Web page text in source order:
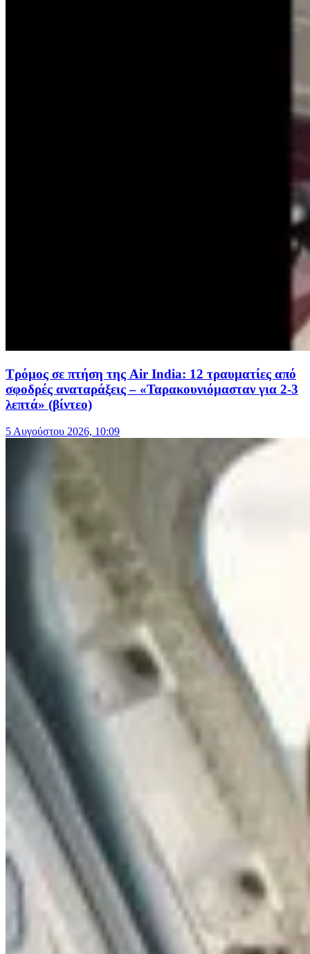
Τρόμος σε πτήση της Air India: 12 τραυματίες από
σφοδρές αναταράξεις – «Ταρακουνιόμασταν για 2-3
λεπτά» (βίντεο)
5 Αυγούστου 2026, 10:09